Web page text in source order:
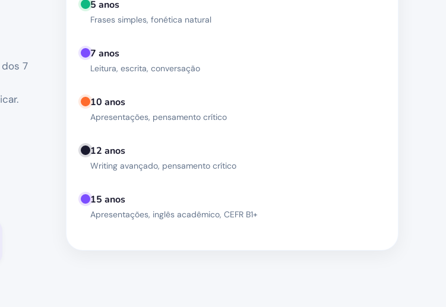
7
5 anos
Frases simples, fonética natural
7 anos
Leitura, escrita, conversação
10 anos
Apresentações, pensamento crítico
12 anos
Writing avançado, pensamento crítico
15 anos
Apresentações, inglês acadêmico, CEFR B1+